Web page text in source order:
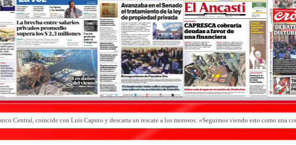
Central, coincide con Luis Caputo y descarta un rescate a los morosos: «Seguimos viendo esto como una